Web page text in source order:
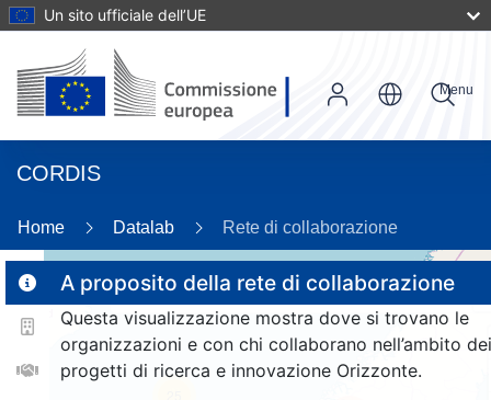
Un sito ufficiale dell’UE
CORDIS
Menu
Home Datalab Rete di collaborazione
A proposito della rete di collaborazione
Questa visualizzazione mostra dove si trovano le
organizzazioni e con chi collaborano nell’ambito dei
progetti di ricerca e innovazione Orizzonte.